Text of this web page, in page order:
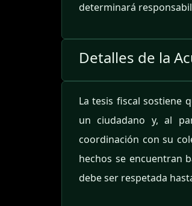
determinará
Detalles de la
La tesis fiscal sostiene
un ciudadano y, al
coordinación con su
hechos se encuentran
debe ser respetada